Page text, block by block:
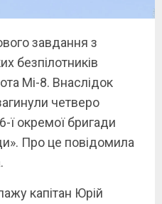
завдання з
безпілотників
Мі-8. Внаслідок
четверо
ї окремої бригади
Про це повідомила
капітан Юрій